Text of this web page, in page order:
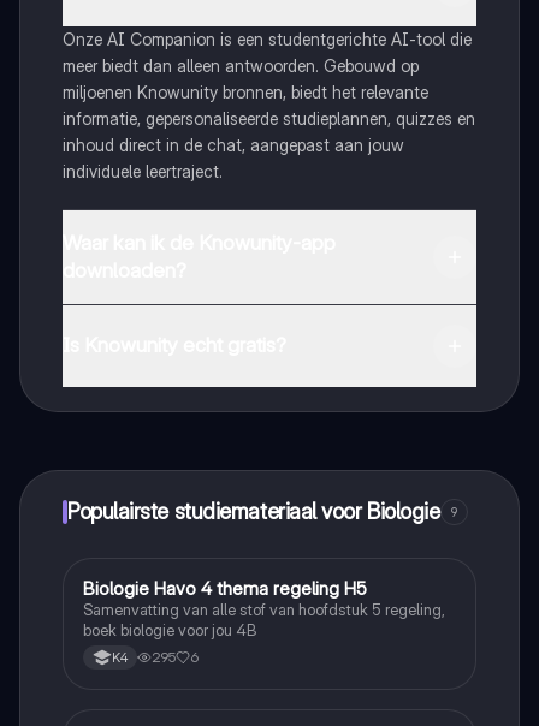
Onze AI Companion is een studentgerichte AI-tool die
meer biedt dan alleen antwoorden. Gebouwd op
miljoenen Knowunity bronnen, biedt het relevante
informatie, gepersonaliseerde studieplannen, quizzes en
inhoud direct in de chat, aangepast aan jouw
individuele leertraject.
Populairste studiemateriaal voor Biologie 9
Biologie
Biologie Havo 4 thema regeling H5
Samenvatting van alle stof van hoofdstuk 5 regeling,
boek biologie voor jou 4B
K4 295 6